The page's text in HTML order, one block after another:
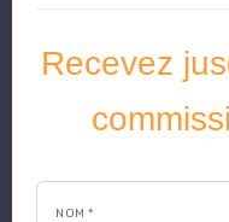
Recevez
NOM *